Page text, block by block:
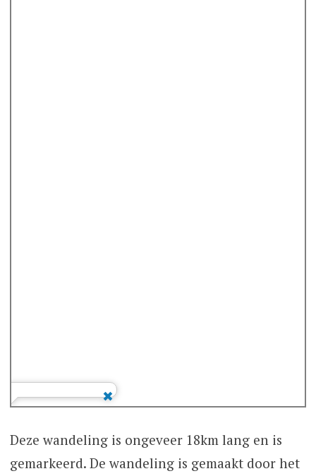
Deze wandeling is ongeveer 18km lang en is
gemarkeerd. De wandeling is gemaakt door het